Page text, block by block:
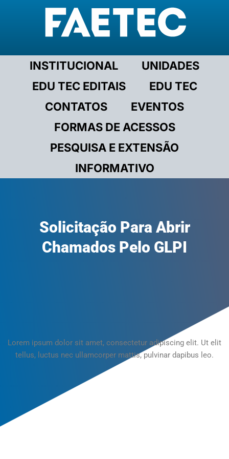
INSTITUCIONAL
UNIDADES
EDU TEC EDITAIS
EDU TEC
CONTATOS
EVENTOS
FORMAS DE ACESSOS
PESQUISA E EXTENSÃO
INFORMATIVO
Solicitação Para Abrir
Chamados Pelo GLPI
Lorem ipsum dolor sit amet, consectetur adipiscing elit. Ut elit
tellus, luctus nec ullamcorper mattis, pulvinar dapibus leo.